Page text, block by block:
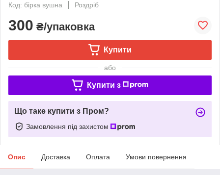
Код: бірка вушна
Роздріб
300 ₴/упаковка
Купити
або
Купити з
Що таке купити з Пром?
Замовлення під захистом
Опис Доставка Оплата Умови повернення